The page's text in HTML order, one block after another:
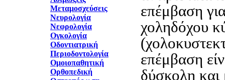
Μεταμοσχεύσεις
Νευρολογία
Νεφρολογία
Ογκολογία
Οδοντιατρική
Περιοδοντολογία
Ομοιοπαθητική
Ορθοπεδική
επέμβαση
χοληδόχου
επέμβαση
δύσκολη και